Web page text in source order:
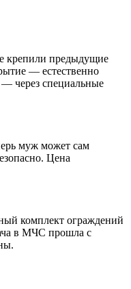
крепили предыдущие
— естественно
— через специальные
муж может сам
Цена
комплект ограждений
в МЧС прошла с